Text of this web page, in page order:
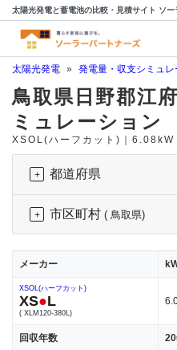
太陽光発電と蓄電池の比較・見積サイト ソ
太陽光発電 » 発電量・収支シミュレ
鳥取県日野郡江
ミュレーション
XSOL(ハーフカット)｜6.08kW
都道府県
市区町村 ( 鳥取県)
メーカー
XSOL(ハーフカット)
XS●L
( XLM120-380L)
回収年数